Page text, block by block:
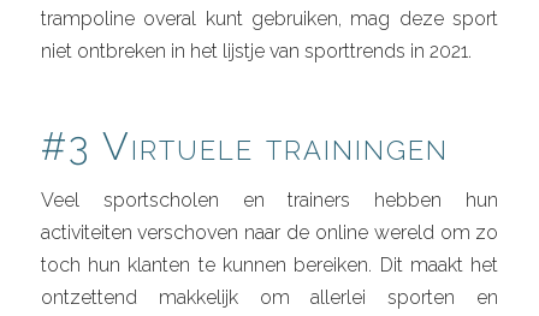
trampoline overal kunt gebruiken, mag deze sport
niet ontbreken in het lijstje van sporttrends in 2021.
#3 Virtuele trainingen
Veel sportscholen en trainers hebben hun
activiteiten verschoven naar de online wereld om zo
toch hun klanten te kunnen bereiken. Dit maakt het
ontzettend makkelijk om allerlei sporten en